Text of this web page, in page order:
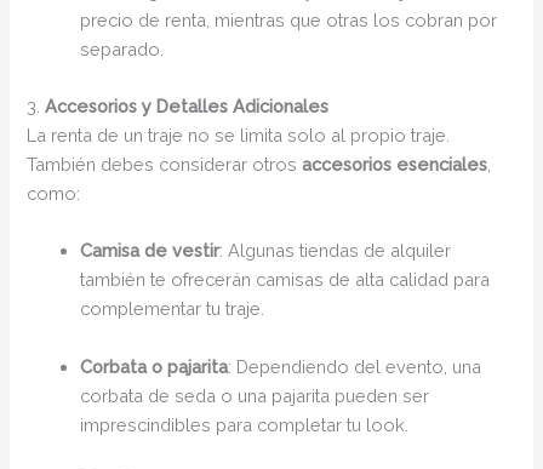
precio de renta, mientras que otras los cobran por
separado.
3.Accesorios y Detalles Adicionales
La renta de un traje no se limita solo al propio traje.
También debes considerar otrosaccesorios esenciales
como:
Camisa de vestir: Algunas tiendas de alquiler
también te ofrecerán camisas de alta calidad para
complementar tu traje.
Corbata o pajarita: Dependiendo del evento, una
corbata de seda o una pajarita pueden ser
imprescindibles para completar tu look.